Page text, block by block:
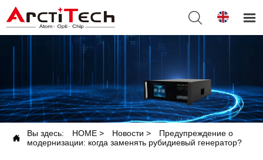
 
 Вы здесь: HOME > Новости >
Предупреждение о
модернизации: когда заменять рубидиевый генератор?